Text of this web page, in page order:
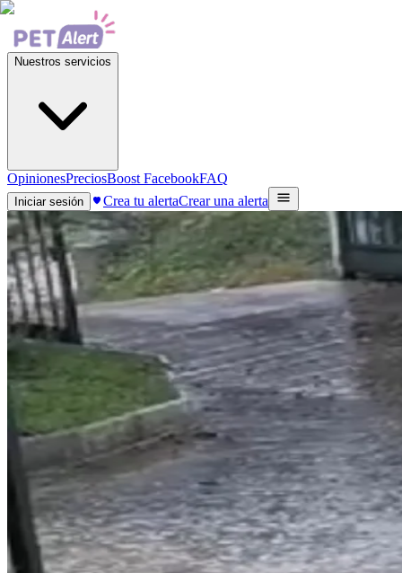
Nuestros servicios
OpinionesPreciosBoost FacebookFAQ
Iniciar sesión Crea tu alertaCrear una alerta